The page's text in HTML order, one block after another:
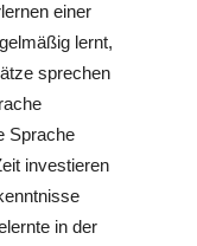
einer
lernt,
sprechen
Sprache
investieren
in der